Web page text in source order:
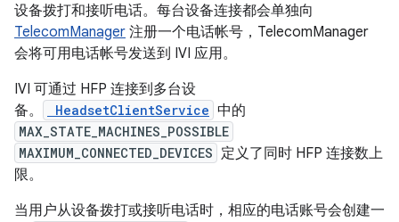
设备拨打和接听电话。每台设备连接都会单独向
TelecomManager 注册一个电话帐号，TelecomManager
会将可用电话帐号发送到 IVI 应用。
IVI 可通过 HFP 连接到多台设
备。
HeadsetClientService 中的
MAX_STATE_MACHINES_POSSIBLE
MAXIMUM_CONNECTED_DEVICES 定义了同时 HFP 连接数上
限。
当用户从设备拨打或接听电话时，相应的电话账号会创建一